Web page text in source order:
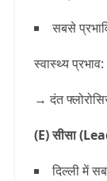
सबसे
स्वास्थ्य प्रभाव:
→ दंत
(E) सीसा
दिल्ली में